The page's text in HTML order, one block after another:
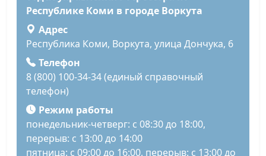
Республике Коми в городе Воркута
Адрес
Республика Коми, Воркута, улица Дончука, 6
Телефон
8 (800) 100-34-34 (единый справочный
телефон)
Режим работы
понедельник-четверг: с 08:30 до 18:00,
перерыв: с 13:00 до 14:00
пятница: с 09:00 до 16:00, перерыв: с 13:00 до